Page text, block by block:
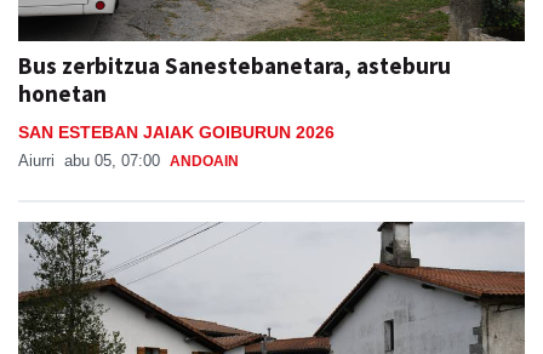
Bus zerbitzua Sanestebanetara, asteburu
honetan
SAN ESTEBAN JAIAK GOIBURUN 2026
Aiurri abu 05, 07:00 ANDOAIN